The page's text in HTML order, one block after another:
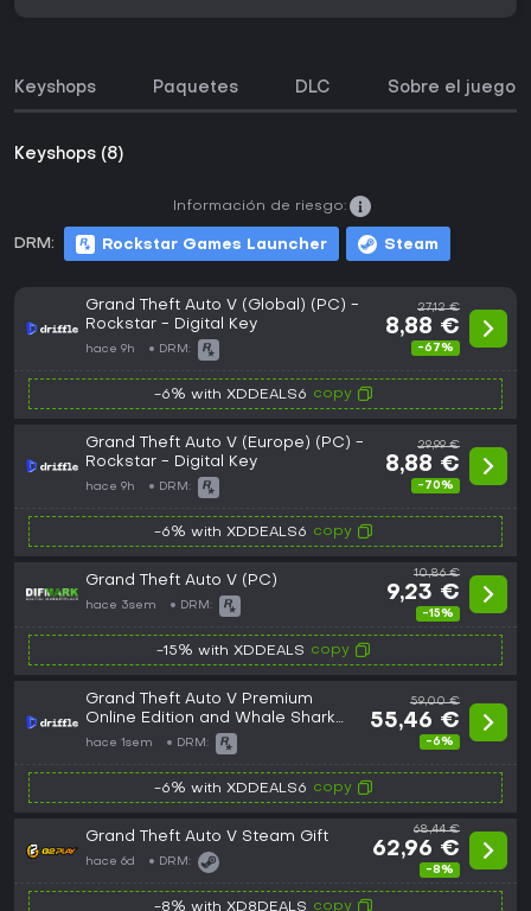
Keyshops Paquetes DLC Sobre el juego
Keyshops (8)
DRM: Rockstar Games Launcher Steam
Información de riesgo:
Grand Theft Auto V (Global) (PC) -
Rockstar - Digital Key
hace 9h DRM:
27,12 €
8,88 €
-67%
-6% with XDDEALS6 copy
Grand Theft Auto V (Europe) (PC) -
Rockstar - Digital Key
hace 9h DRM:
29,99 €
8,88 €
-70%
-6% with XDDEALS6 copy
Grand Theft Auto V (PC)
hace 3sem DRM:
10,86 €
9,23 €
-15%
-15% with XDDEALS copy
Grand Theft Auto V Premium
Online Edition and Whale Shark
Card Bundle (Global) (PC) -
Rockstar - Digital Key
hace 1sem DRM:
59,00 €
55,46 €
-6%
-6% with XDDEALS6 copy
Grand Theft Auto V Steam Gift
hace 6d DRM:
68,44 €
62,96 €
-8%
-8% with XD8DEALS copy